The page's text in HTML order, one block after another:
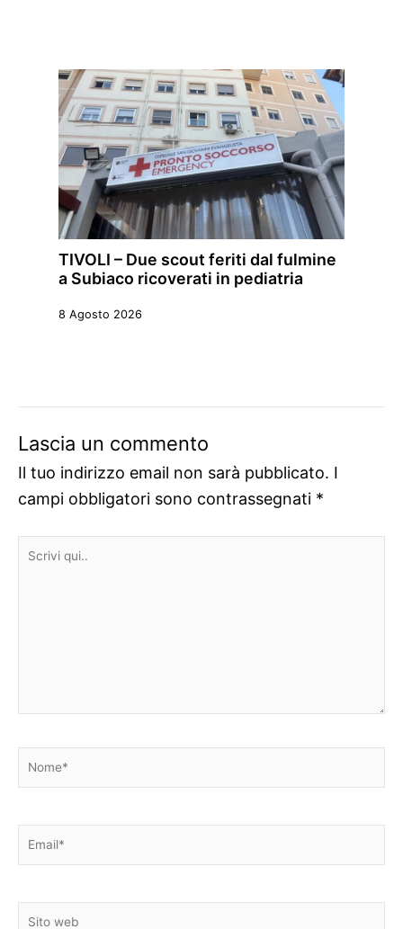
TIVOLI – Due scout feriti dal fulmine
a Subiaco ricoverati in pediatria
8 Agosto 2026
Lascia un commento
Il tuo indirizzo email non sarà pubblicato. I
campi obbligatori sono contrassegnati *
Scrivi
Nome*
Email*
Sito